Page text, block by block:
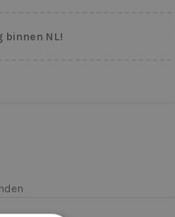
binnen NL!